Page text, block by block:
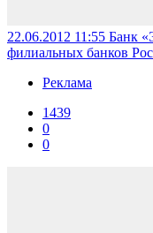
22.06.2012 11:55 Банк
филиальных банков
Реклама
1439
0
0